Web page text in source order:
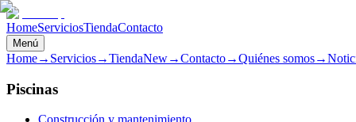
HomeServiciosTiendaContacto
Menú
Home→ Servicios→TiendaNew→Contacto→Quiénes somos→
Piscinas